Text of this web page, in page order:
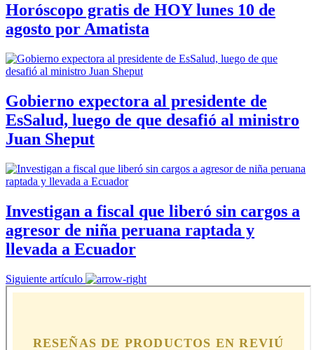
Horóscopo gratis de HOY lunes 10 de
agosto por Amatista
Gobierno expectora al presidente de
EsSalud, luego de que desafió al ministro
Juan Sheput
Investigan a fiscal que liberó sin cargos a
agresor de niña peruana raptada y
llevada a Ecuador
Siguiente artículo